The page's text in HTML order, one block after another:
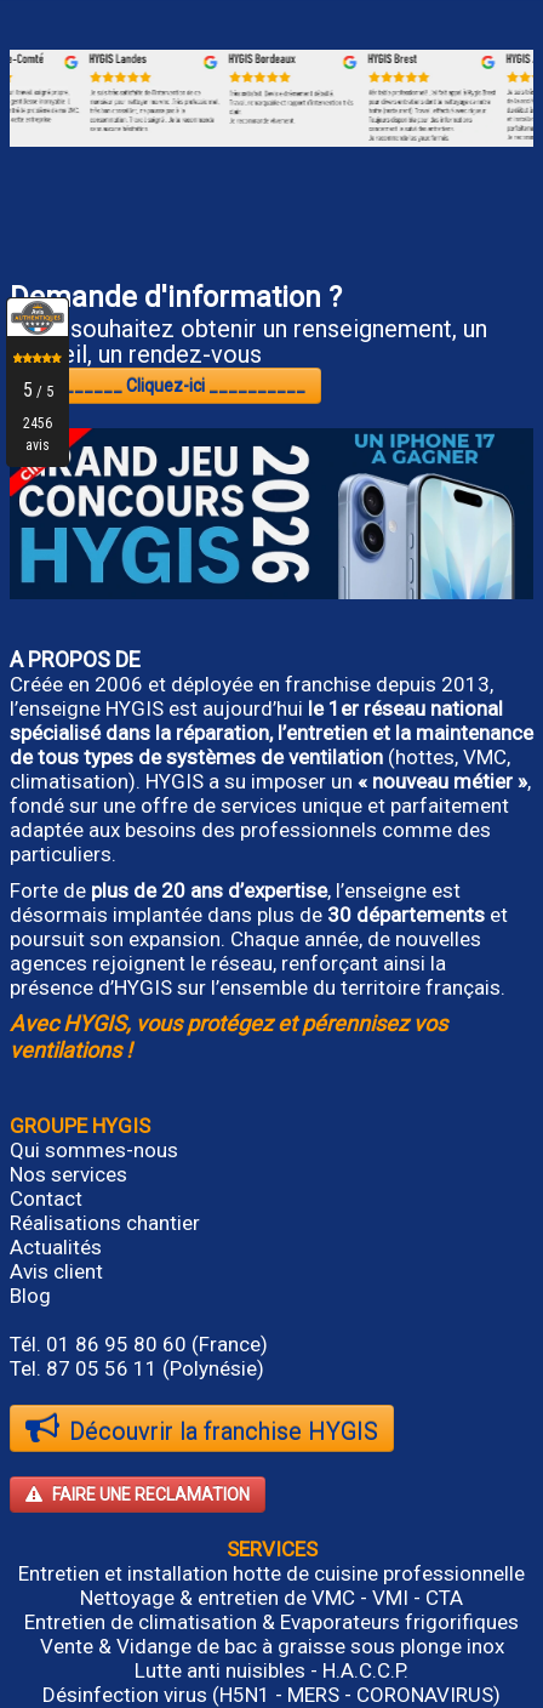
Demande d'information ?
Vous souhaitez obtenir un renseignement, un
conseil, un rendez-vous
__________ Cliquez-ici __________
A PROPOS DE
Créée en 2006 et déployée en franchise depuis 2013,
l’enseigne HYGIS est aujourd’hui le 1er réseau national
spécialisé dans la réparation, l’entretien et la maintenance
de tous types de systèmes de ventilation (hottes, VMC,
climatisation). HYGIS a su imposer un « nouveau métier »,
fondé sur une offre de services unique et parfaitement
adaptée aux besoins des professionnels comme des
particuliers.
Forte de plus de 20 ans d’expertise, l’enseigne est
désormais implantée dans plus de 30 départements et
poursuit son expansion. Chaque année, de nouvelles
agences rejoignent le réseau, renforçant ainsi la
présence d’HYGIS sur l’ensemble du territoire français.
Avec HYGIS, vous protégez et pérennisez vos
ventilations !
GROUPE HYGIS
Qui sommes-nous
Nos services
Contact
Réalisations chantier
Actualités
Avis client
Blog
Tél. 01 86 95 80 60 (France)
Tel. 87 05 56 11 (Polynésie)
Découvrir la franchise HYGIS
FAIRE UNE RECLAMATION
SERVICES
Entretien et installation hotte de cuisine professionnelle
Nettoyage & entretien de VMC - VMI - CTA
Entretien de climatisation & Evaporateurs frigorifiques
Vente & Vidange de bac à graisse sous plonge inox
Lutte anti nuisibles - H.A.C.C.P.
Désinfection virus (H5N1 - MERS - CORONAVIRUS)